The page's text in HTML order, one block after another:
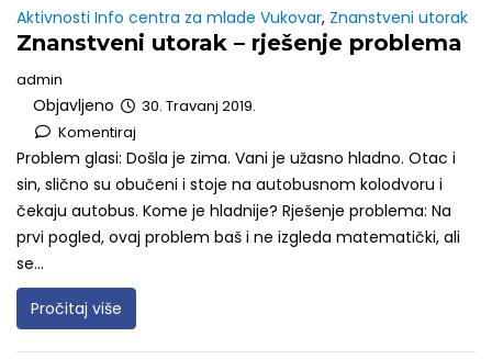
Aktivnosti Info centra za mlade Vukovar, Znanstveni utorak
Znanstveni utorak – rješenje problema
admin
Objavljeno
30. Travanj 2019.
Komentiraj
Problem glasi: Došla je zima. Vani je užasno hladno. Otac i
sin, slično su obučeni i stoje na autobusnom kolodvoru i
čekaju autobus. Kome je hladnije? Rješenje problema: Na
prvi pogled, ovaj problem baš i ne izgleda matematički, ali
se...
Pročitaj više